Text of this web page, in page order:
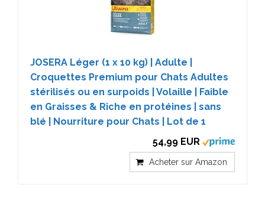
JOSERA Léger (1 x 10 kg) | Adulte |
Croquettes Premium pour Chats Adultes
stérilisés ou en surpoids | Volaille | Faible
en Graisses & Riche en protéines | sans
blé | Nourriture pour Chats | Lot de 1
54,99 EUR
Acheter sur Amazon